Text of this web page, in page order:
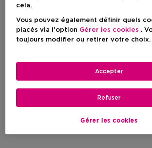
cela.
Vous pouvez également définir quels
placés via l'option Gérer les cookies .
toujours modifier ou retirer votre choix.
Gérer les cookies
Refuser
Accepter